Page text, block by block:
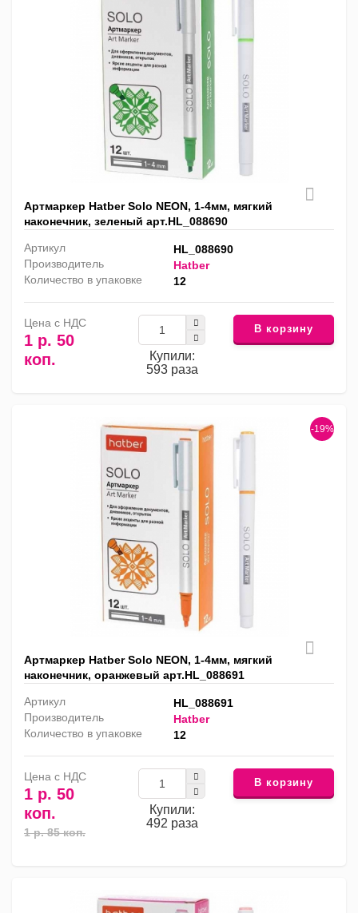
Артмаркер Hatber Solo NEON, 1-4мм, мягкий
наконечник, зеленый арт.HL_088690
Артикул
HL_088690
Производитель
Hatber
Количество в упаковке
12
Цена с НДС
1 р. 50
коп.
Купили:
593 раза
В корзину
-19%
Артмаркер Hatber Solo NEON, 1-4мм, мягкий
наконечник, оранжевый арт.HL_088691
Артикул
HL_088691
Производитель
Hatber
Количество в упаковке
12
Цена с НДС
1 р. 50
коп.
1 р. 85 коп.
Купили:
492 раза
В корзину